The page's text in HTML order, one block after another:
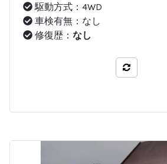
駆動方式：4WD
車検有無：なし
修復歴： なし
比較する